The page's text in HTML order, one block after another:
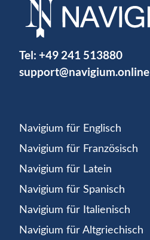
Tel: +49 241 513880
support@navigium.online
Navigium für Englisch
Navigium für Französisch
Navigium für Latein
Navigium für Spanisch
Navigium für Italienisch
Navigium für Altgriechisch